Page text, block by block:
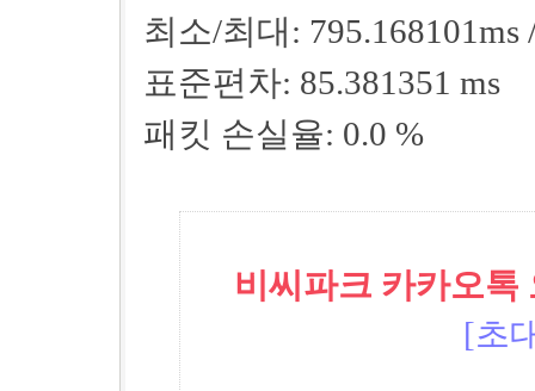
최소/최대: 795.168101ms
표준편차: 85.381351 ms
패킷 손실율: 0.0 %
비씨파크 카카오톡
[초